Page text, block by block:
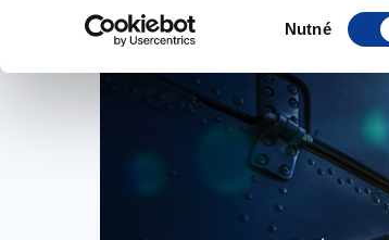
Nutné
našeptaných
položek